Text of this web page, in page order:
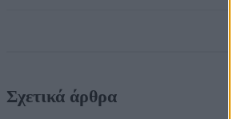
Σχετικά άρθρα